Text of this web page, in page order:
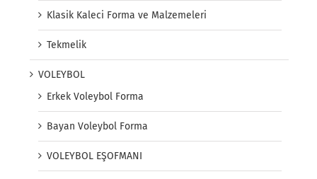
Klasik Kaleci Forma ve Malzemeleri
Tekmelik
VOLEYBOL
Erkek Voleybol Forma
Bayan Voleybol Forma
VOLEYBOL EŞOFMANI